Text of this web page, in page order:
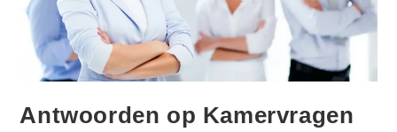
Antwoorden op Kamervragen